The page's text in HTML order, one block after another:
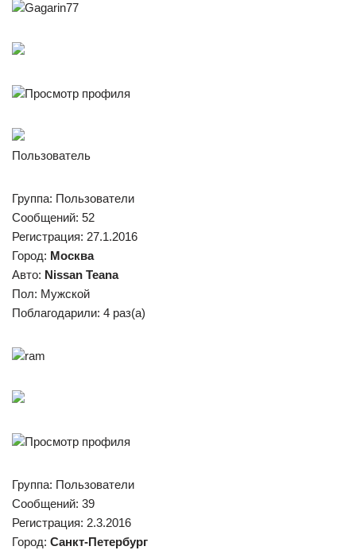
Gagarin77
Просмотр профиля
Пользователь
Группа: Пользователи
Сообщений: 52
Регистрация: 27.1.2016
Город: Москва
Авто: Nissan Teana
Пол: Мужской
Поблагодарили: 4 раз(а)
ram
Просмотр профиля
Группа: Пользователи
Сообщений: 39
Регистрация: 2.3.2016
Город: Санкт-Петербург